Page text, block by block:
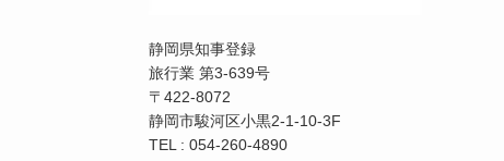
静岡県知事登録
旅行業 第3-639号
〒422-8072
静岡市駿河区小黒2-1-10-3F
TEL : 054-260-4890